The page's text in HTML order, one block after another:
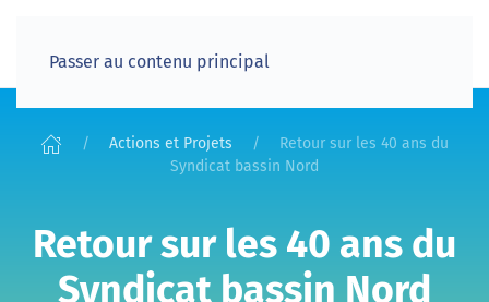
Passer au contenu principal
Actions et Projets
Retour sur les 40 ans du
Syndicat bassin Nord
Retour sur les 40 ans du
Syndicat bassin Nord